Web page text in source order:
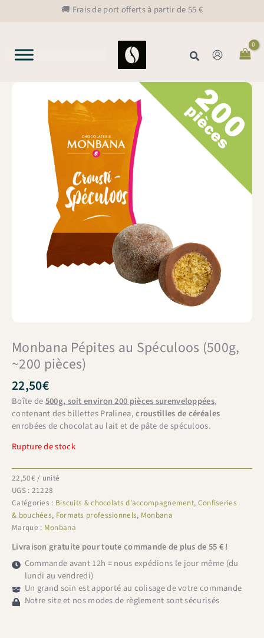
🚚 Frais de port offerts à partir de 55 €
Rechercher
Monbana Pépites au Spéculoos (500g,
~200 pièces)
22,50€
Boîte de500g, soit environ 200 pièces surenveloppées,
contenant des billettes Pralinea,croustilles de céréales
enrobées de chocolat au lait et de pâte de spéculoos.
Rupture de stock
22,50€ / unité
UGS : 21228
Catégories : Biscuits & chocolats d'accompagnement, Confiseries
& bouchées, Formats professionnels, Monbana
Marque : Monbana
Livraison gratuite pour toute commande de plus de 55 € !
Commande avant 12h = nous expédions le jour même (du
lundi au vendredi)
Un grand soin est apporté au colisage de votre commande
Notre site et nos modes de règlement sont sécurisés